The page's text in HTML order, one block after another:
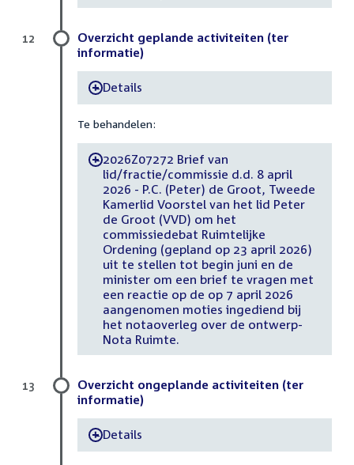
Overzicht geplande activiteiten (ter
informatie)
-Details
Te behandelen:
-2026Z07272 Brief van
lid/fractie/commissie d.d. 8 april
2026 - P.C. (Peter) de Groot, Tweede
Kamerlid Voorstel van het lid Peter
de Groot (VVD) om het
commissiedebat Ruimtelijke
Ordening (gepland op 23 april 2026)
uit te stellen tot begin juni en de
minister om een brief te vragen met
een reactie op de op 7 april 2026
aangenomen moties ingediend bij
het notaoverleg over de ontwerp-
Nota Ruimte.
12
Overzicht ongeplande activiteiten (ter
informatie)
-Details
13